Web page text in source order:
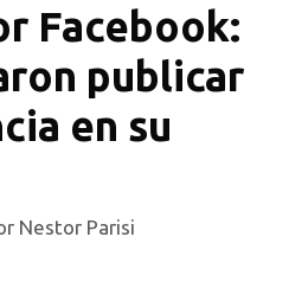
Facebook:
publicar
en su
Nestor Parisi